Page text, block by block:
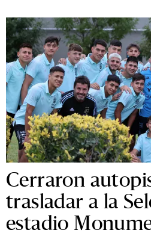
Cerraron
trasladar a la
estadio